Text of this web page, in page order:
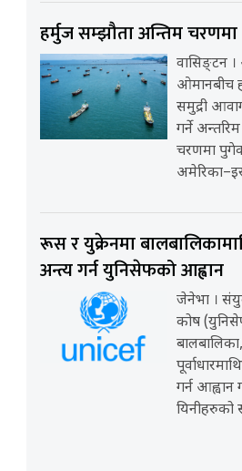
हर्मुज सम्झौता अन्तिम चरणमा
वासिङ्टन ।
ओमानबीच
समुद्री
गर्ने
चरणमा
रूस र युक्रेनमा
अन्त्य गर्न युनिसेफको आह्वान
जेनेभा ।
कोष
गर्न
यिनीहरुको